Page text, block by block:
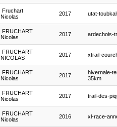
Fruchart
Nicolas
2017 utat-
FRUCHART
Nicolas
2017 ardechois-
FRUCHART
NICOLAS
2017 xtrail-
FRUCHART
Nicolas
2017
hivernale-
35km
FRUCHART
Nicolas
2017 trail-des-
FRUCHART
Nicolas
2016 xl-race-